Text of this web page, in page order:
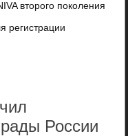
второго поколения
регистрации
России